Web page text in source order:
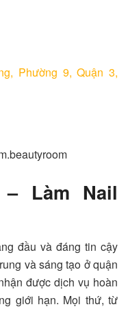
Phường 9, Quận 3,
Làm Nail
đầu và đáng tin cậy
và sáng tạo ở quận
được dịch vụ hoàn
giới hạn. Mọi thứ, từ